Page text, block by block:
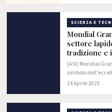
SCIENZA E
Mondial
settore
tradizione e
(ASI) Mondial
simbolo
attraverso la
24 Aprile 2025